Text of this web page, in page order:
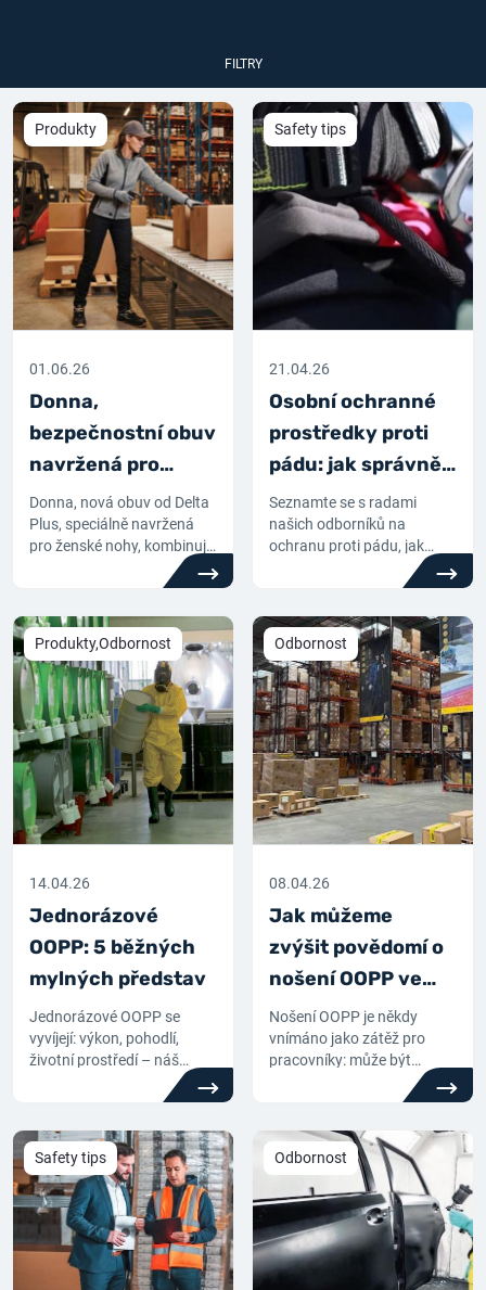
FILTRY
Produkty
01.06.26
Donna,
bezpečnostní obuv
navržená pro
ženské nohy
Donna, nová obuv od Delta
Plus, speciálně navržená
pro ženské nohy, kombinuje
technickou odbornost,
Safety tips
21.04.26
Osobní ochranné
prostředky proti
pádu: jak správně
nastavit postroj?
Seznamte se s radami
našich odborníků na
ochranu proti pádu, jak
bezpečnostní postroj.
Produkty,Odbornost
14.04.26
Jednorázové
OOPP: 5 běžných
mylných představ
Jednorázové OOPP se
vyvíjejí: výkon, pohodlí,
životní prostředí – náš
odborník vyvrací některé
běžné mylné představy!
Odbornost
08.04.26
Jak můžeme
zvýšit povědomí o
nošení OOPP ve
firmě?
Nošení OOPP je někdy
vnímáno jako zátěž pro
pracovníky: může být
užitečné zavést účinnou
komunikaci, která jim
toto pravidlo dodržovat.
Safety tips Odbornost